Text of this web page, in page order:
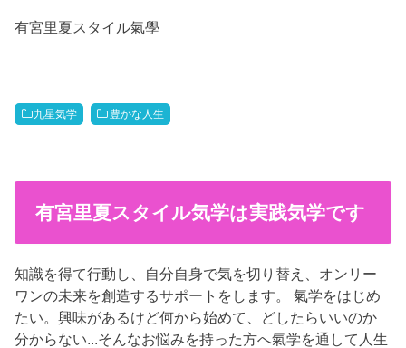
有宮里夏スタイル氣學
九星気学 豊かな人生
有宮里夏スタイル気学は実践気学です
知識を得て行動し、自分自身で気を切り替え、オンリー
ワンの未来を創造するサポートをします。 氣学をはじめ
たい。興味があるけど何から始めて、どしたらいいのか
分からない...そんなお悩みを持った方へ氣学を通して人生